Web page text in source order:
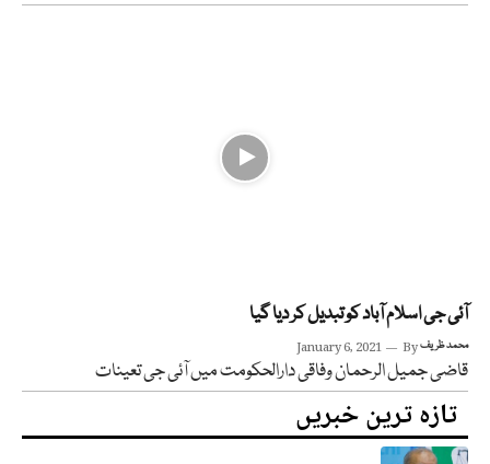
آئی جی اسلام آباد کو تبدیل کر دیا گیا
January 6, 2021 Byمحمد ظریف
قاضی جمیل الرحمان وفاقی دارالحکومت میں آئی جی تعینات
تازہ ترین خبریں